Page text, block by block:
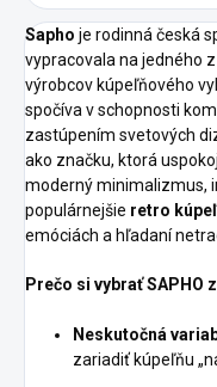
Sapho je rodinná česká
vypracovala na jedného
výrobcov kúpeľňového
spočíva v schopnosti
zastúpením svetových
ako značku, ktorá
moderný minimalizmus,
populárnejšie retro
emóciách a hľadaní
Prečo si vybrať SAPHO
Neskutočná
zariadiť kúpeľňu